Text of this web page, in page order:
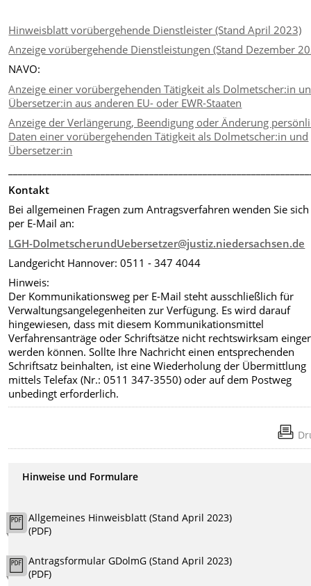
Hinweisblatt vorübergehende Dienstleister (Stand April 2023)
Anzeige vorübergehende Dienstleistungen (Stand Dezember
NAVO:
Anzeige einer vorübergehenden Tätigkeit als Dolmetscher:in
Übersetzer:in aus anderen EU- oder EWR-Staaten
Anzeige der Verlängerung, Beendigung oder Änderung
Daten einer vorübergehenden Tätigkeit als Dolmetscher:in und
Übersetzer:in
Kontakt
Bei allgemeinen Fragen zum Antragsverfahren wenden Sie
per E-Mail an:
LGH-DolmetscherundUebersetzer@justiz.niedersachsen.de
Landgericht Hannover: 0511 - 347 4044
Hinweis:
Der Kommunikationsweg per E-Mail steht ausschließlich für
Verwaltungsangelegenheiten zur Verfügung. Es wird darauf
hingewiesen, dass mit diesem Kommunikationsmittel
Verfahrensanträge oder Schriftsätze nicht rechtswirksam
werden können. Sollte Ihre Nachricht einen entsprechenden
Schriftsatz beinhalten, ist eine Wiederholung der Übermittlung
mittels Telefax (Nr.: 0511 347-3550) oder auf dem Postweg
unbedingt erforderlich.
Hinweise und Formulare
Allgemeines Hinweisblatt (Stand April 2023)
(PDF)
Antragsformular GDolmG (Stand April 2023)
(PDF)